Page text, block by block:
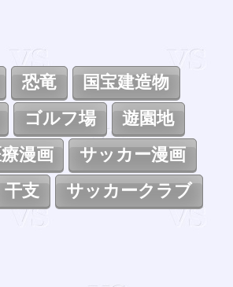
恐竜
国宝建造物
ゴルフ場
遊園地
療漫画
サッカー漫画
干支
サッカークラブ